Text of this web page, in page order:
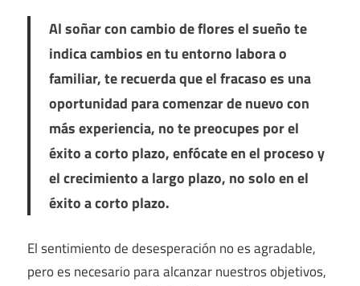
Al soñar con cambio de flores el sueño te
indica cambios en tu entorno labora o
familiar, te recuerda que el fracaso es una
oportunidad para comenzar de nuevo con
más experiencia, no te preocupes por el
éxito a corto plazo, enfócate en el proceso y
el crecimiento a largo plazo, no solo en el
éxito a corto plazo.
El sentimiento de desesperación no es agradable,
pero es necesario para alcanzar nuestros objetivos,